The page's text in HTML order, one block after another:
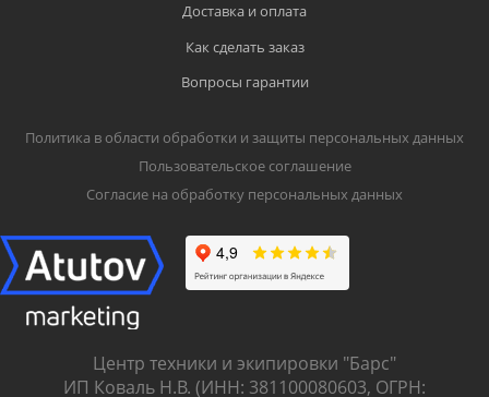
Доставка и оплата
Как сделать заказ
Вопросы гарантии
Политика в области обработки и защиты персональных данных
Пользовательское соглашение
Согласие на обработку персональных данных
Центр техники и экипировки "Барс"
ИП Коваль Н.В. (ИНН: 381100080603, ОГРН: